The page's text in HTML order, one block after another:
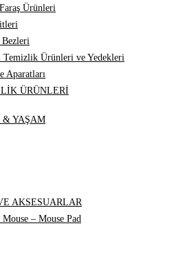
Ürünleri
Temizlik Ürünleri ve Yedekleri
Aparatları
ÜRÜNLERİ
YAŞAM
AKSESUARLAR
– Mouse Pad